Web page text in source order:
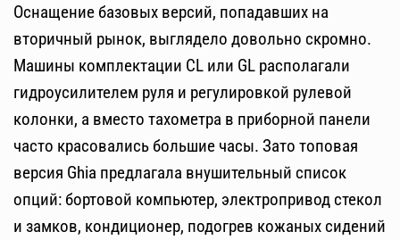
Оснащение базовых версий, попадавших на
вторичный рынок, выглядело довольно скромно.
Машины комплектации CL или GL располагали
гидроусилителем руля и регулировкой рулевой
колонки, а вместо тахометра в приборной панели
часто красовались большие часы. Зато топовая
версия Ghia предлагала внушительный список
опций: бортовой компьютер, электропривод стекол
и замков, кондиционер, подогрев кожаных сидений